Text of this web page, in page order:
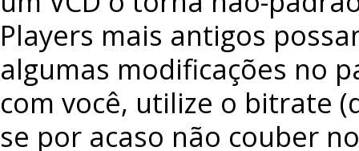
Players mais antigos
algumas modificações no
com você, utilize o bitrate
se por acaso não couber